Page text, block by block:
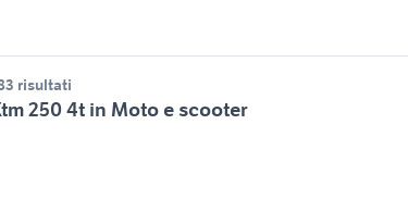
risultati
250 4t in Moto e scooter